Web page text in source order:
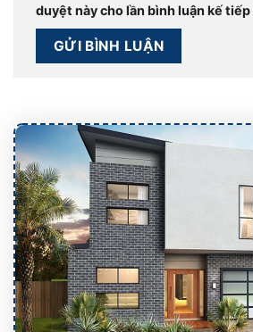
duyệt này cho lần bình luận kế